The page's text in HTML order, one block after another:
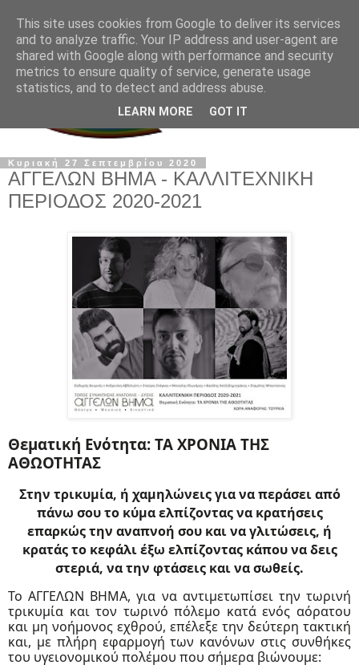
Κυριακή 27 Σεπτεμβρίου 2020
ΑΓΓΕΛΩΝ ΒΗΜΑ - ΚΑΛΛΙΤΕΧΝΙΚΗ
ΠΕΡΙΟΔΟΣ 2020-2021
Θεματική Ενότητα: ΤΑ ΧΡΟΝΙΑ ΤΗΣ
ΑΘΩΟΤΗΤΑΣ
Στην τρικυμία, ή χαμηλώνεις για να περάσει από
πάνω σου το κύμα ελπίζοντας να κρατήσεις
επαρκώς την αναπνοή σου και να γλιτώσεις, ή
κρατάς το κεφάλι έξω ελπίζοντας κάπου να δεις
στεριά, να την φτάσεις και να σωθείς.
Το ΑΓΓΕΛΩΝ ΒΗΜΑ, για να αντιμετωπίσει την τωρινή
τρικυμία και τον τωρινό πόλεμο κατά ενός αόρατου
και μη νοήμονος εχθρού, επέλεξε την δεύτερη τακτική
και, με πλήρη εφαρμογή των κανόνων στις συνθήκες
του υγειονομικού πολέμου που σήμερα βιώνουμε:
This site uses cookies from Google to deliver its services
and to analyze traffic. Your IP address and user-agent are
shared with Google along with performance and security
metrics to ensure quality of service, generate usage
statistics, and to detect and address abuse.
LEARN MORE GOT IT